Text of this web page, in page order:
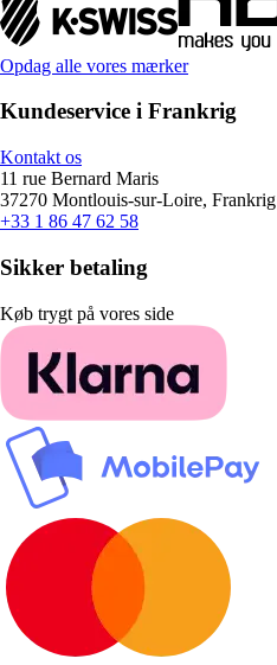
Opdag alle vores mærker
Kundeservice i Frankrig
Kontakt os
11 rue Bernard Maris
37270 Montlouis-sur-Loire, Frankrig
+33 1 86 47 62 58
Sikker betaling
Køb trygt på vores side